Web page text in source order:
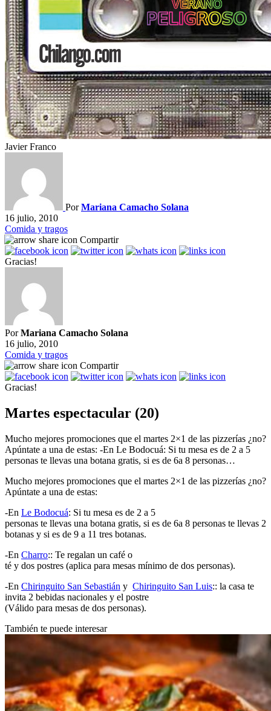
Javier Franco
PorMariana Camacho Solana
16 julio, 2010
Comida y tragos
Compartir
Gracias!
PorMariana Camacho Solana
16 julio, 2010
Comida y tragos
Compartir
Gracias!
Martes espectacular (20)
Mucho mejores promociones que el martes 2×1 de las pizzerías ¿no?
Apúntate a una de estas: -En Le Bodocuá: Si tu mesa es de 2 a 5
personas te llevas una botana gratis, si es de 6a 8 personas…
Mucho mejores promociones que el martes 2×1 de las pizzerías ¿no?
Apúntate a una de estas:
-En Le Bodocuá: Si tu mesa es de 2 a 5
personas te llevas una botana gratis, si es de 6a 8 personas te llevas 2
botanas y si es de 9 a 11 tres botanas.
-En Charro:: Te regalan un café o
té y dos postres (aplica para mesas mínimo de dos personas).
-En Chiringuito San Sebastián y Chiringuito San Luis:: la casa te
invita 2 bebidas nacionales y el postre
(Válido para mesas de dos personas).
También te puede interesar